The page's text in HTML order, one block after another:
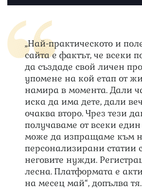
„Най-практическото и
сайта е фактът, че всеки
да създаде свой личен
упомене на кой етап от
намира в момента. Дали
иска да има дете, дали
очаква второ. Чрез тези
получаваме от всеки
може да изпращаме към
персонализирани статии
неговите нужди.
лесна. Платформата е
на месец май“, допълва тя.